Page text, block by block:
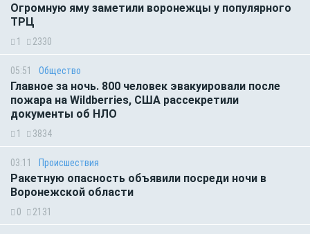
Огромную яму заметили воронежцы у популярного
ТРЦ
1 2330
05:51 Общество
Главное за ночь. 800 человек эвакуировали после
пожара на Wildberries, США рассекретили
документы об НЛО
1 3834
03:11 Происшествия
Ракетную опасность объявили посреди ночи в
Воронежской области
0 2131